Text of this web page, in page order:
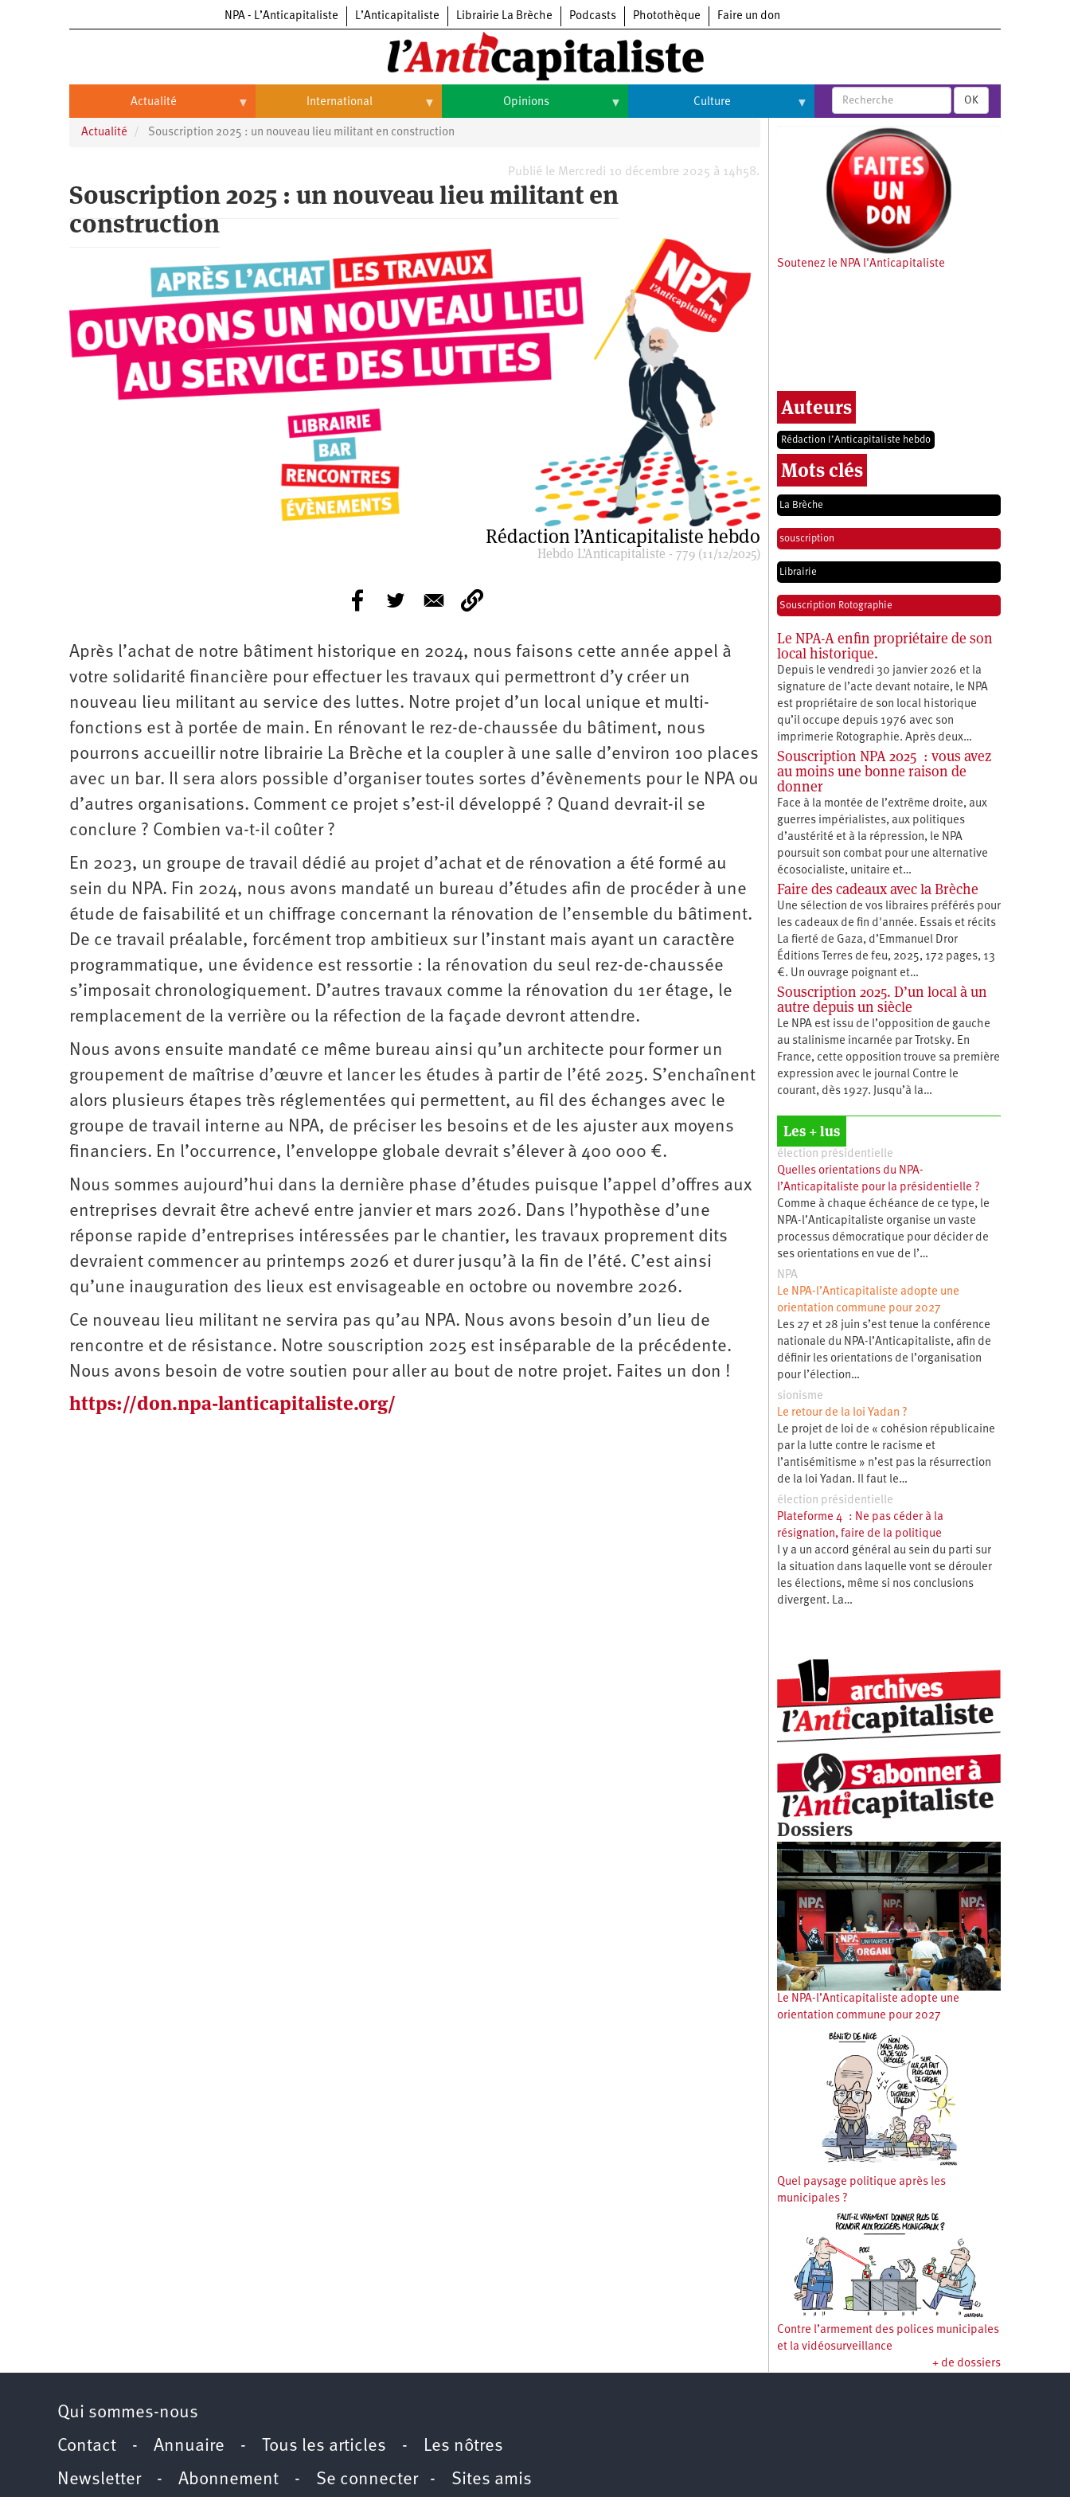
NPA - L’Anticapitaliste L’Anticapitaliste Librairie La Brèche Podcasts Photothèque Faire un don
Actualité
Actualité
Entreprises
Entreprises
Aéronautique
Commerce
Hôpitaux
Oppressions
Oppressions
Antiracisme
Féminisme
Écologie
Éducation
Santé
Vidéos
International
International
Chine
Continents
Continents
Afrique
Amérique
du
Nord
latine
Asie
Europe
Moyen-
Orient
Opinions Culture
Arts
Expositions
Livres
Musique
OK
Actualité Souscription 2025 : un nouveau lieu militant en construction
Publié le Mercredi 10 décembre 2025 à 14h58.
Souscription 2025 : un nouveau lieu militant en
construction
Rédaction l’Anticapitaliste hebdo
Hebdo L’Anticapitaliste - 779 (11/12/2025)
Après l’achat de notre bâtiment historique en 2024, nous faisons cette année appel à
votre solidarité financière pour effectuer les travaux qui permettront d’y créer un
nouveau lieu militant au service des luttes. Notre projet d’un local unique et multi-
fonctions est à portée de main. En rénovant le rez-de-chaussée du bâtiment, nous
pourrons accueillir notre librairie La Brèche et la coupler à une salle d’environ 100 places
avec un bar. Il sera alors possible d’organiser toutes sortes d’évènements pour le NPA ou
d’autres organisations. Comment ce projet s’est-il développé ? Quand devrait-il se
conclure ? Combien va-t-il coûter ?
En 2023, un groupe de travail dédié au projet d’achat et de rénovation a été formé au
sein du NPA. Fin 2024, nous avons mandaté un bureau d’études afin de procéder à une
étude de faisabilité et un chiffrage concernant la rénovation de l’ensemble du bâtiment.
De ce travail préalable, forcément trop ambitieux sur l’instant mais ayant un caractère
programmatique, une évidence est ressortie : la rénovation du seul rez-de-chaussée
s’imposait chronologiquement. D’autres travaux comme la rénovation du 1er étage, le
remplacement de la verrière ou la réfection de la façade devront attendre.
Nous avons ensuite mandaté ce même bureau ainsi qu’un architecte pour former un
groupement de maîtrise d’œuvre et lancer les études à partir de l’été 2025. S’enchaînent
alors plusieurs étapes très réglementées qui permettent, au fil des échanges avec le
groupe de travail interne au NPA, de préciser les besoins et de les ajuster aux moyens
financiers. En l’occurrence, l’enveloppe globale devrait s’élever à 400 000 €.
Nous sommes aujourd’hui dans la dernière phase d’études puisque l’appel d’offres aux
entreprises devrait être achevé entre janvier et mars 2026. Dans l’hypothèse d’une
réponse rapide d’entreprises intéressées par le chantier, les travaux proprement dits
devraient commencer au printemps 2026 et durer jusqu’à la fin de l’été. C’est ainsi
qu’une inauguration des lieux est envisageable en octobre ou novembre 2026.
Ce nouveau lieu militant ne servira pas qu’au NPA. Nous avons besoin d’un lieu de
rencontre et de résistance. Notre souscription 2025 est inséparable de la précédente.
Nous avons besoin de votre soutien pour aller au bout de notre projet. Faites un don !
https://don.npa-lanticapitaliste.org/
Soutenez le NPA l'Anticapitaliste
Auteurs
Rédaction l’Anticapitaliste hebdo
Mots clés
La Brèche
souscription
Librairie
Souscription Rotographie
Le NPA-A enfin propriétaire de son
local historique.
Depuis le vendredi 30 janvier 2026 et la
signature de l’acte devant notaire, le NPA
est propriétaire de son local historique
qu’il occupe depuis 1976 avec son
imprimerie Rotographie. Après deux…
Souscription NPA 2025 : vous avez
au moins une bonne raison de
donner
Face à la montée de l’extrême droite, aux
guerres impérialistes, aux politiques
d’austérité et à la répression, le NPA
poursuit son combat pour une alternative
écosocialiste, unitaire et…
Faire des cadeaux avec la Brèche
Une sélection de vos libraires préférés pour
les cadeaux de fin d'année. Essais et récits
La fierté de Gaza, d’Emmanuel Dror
Éditions Terres de feu, 2025, 172 pages, 13
€. Un ouvrage poignant et…
Souscription 2025. D’un local à un
autre depuis un siècle
Le NPA est issu de l’opposition de gauche
au stalinisme incarnée par Trotsky. En
France, cette opposition trouve sa première
expression avec le journal Contre le
courant, dès 1927. Jusqu’à la…
Les + lus
élection présidentielle
Quelles orientations du NPA-
l’Anticapitaliste pour la présidentielle ?
Comme à chaque échéance de ce type, le
NPA-l’Anticapitaliste organise un vaste
processus démocratique pour décider de
ses orientations en vue de l’…
NPA
Le NPA-l’Anticapitaliste adopte une
orientation commune pour 2027
Les 27 et 28 juin s’est tenue la conférence
nationale du NPA-l’Anticapitaliste, afin de
définir les orientations de l’organisation
pour l’élection…
sionisme
Le retour de la loi Yadan ?
Le projet de loi de « cohésion républicaine
par la lutte contre le racisme et
l’antisémitisme » n’est pas la résurrection
de la loi Yadan. Il faut le…
élection présidentielle
Plateforme 4 : Ne pas céder à la
résignation, faire de la politique
l y a un accord général au sein du parti sur
la situation dans laquelle vont se dérouler
les élections, même si nos conclusions
divergent. La…
Dossiers
Le NPA-l’Anticapitaliste adopte une
orientation commune pour 2027
Quel paysage politique après les
municipales ?
Contre l’armement des polices municipales
et la vidéosurveillance
+ de dossiers
Qui sommes-nous
Contact - Annuaire - Tous les articles - Les nôtres
Newsletter- Abonnement - Se connecter- Sites amis